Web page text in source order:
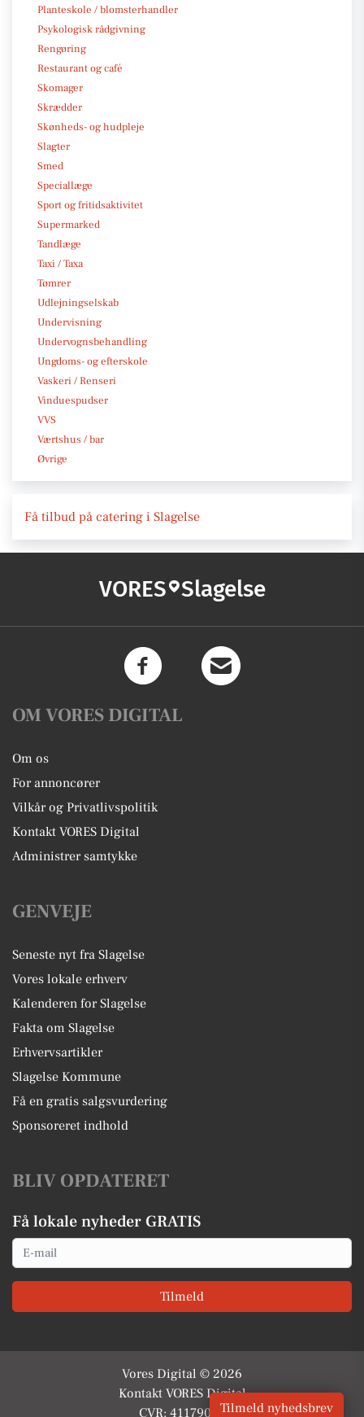
Planteskole / blomsterhandler
Psykologisk rådgivning
Rengøring
Restaurant og café
Skomager
Skrædder
Skønheds- og hudpleje
Slagter
Smed
Speciallæge
Sport og fritidsaktivitet
Supermarked
Tandlæge
Taxi / Taxa
Tømrer
Udlejningselskab
Undervisning
Undervognsbehandling
Ungdoms- og efterskole
Vaskeri / Renseri
Vinduespudser
VVS
Værtshus / bar
Øvrige
Få tilbud på catering i Slagelse
VORES Slagelse
OM VORES DIGITAL
Om os
For annoncører
Vilkår og Privatlivspolitik
Kontakt VORES Digital
Administrer samtykke
GENVEJE
Seneste nyt fra Slagelse
Vores lokale erhverv
Kalenderen for Slagelse
Fakta om Slagelse
Erhvervsartikler
Slagelse Kommune
Få en gratis salgsvurdering
Sponsoreret indhold
BLIV OPDATERET
Få lokale nyheder GRATIS
Email
Tilmeld
Vores Digital © 2026
Kontakt VORES Digital
CVR: 41179082Tilmeld nyhedsbrev